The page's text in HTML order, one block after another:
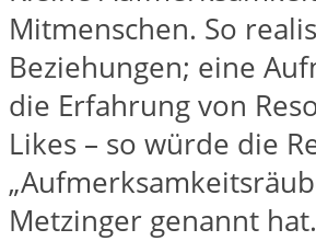
Mitmenschen. So
Beziehungen; eine
die Erfahrung von
Likes – so würde die
Metzinger genannt hat.